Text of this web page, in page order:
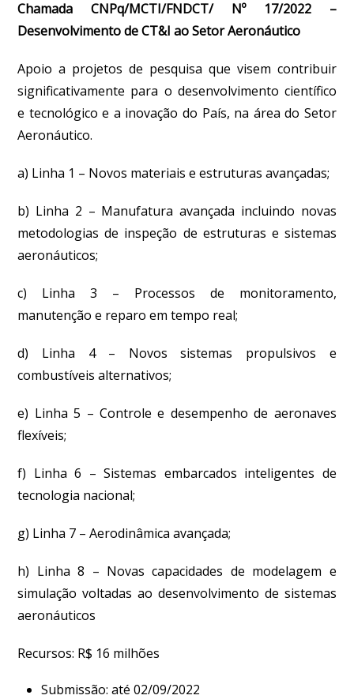
Chamada CNPq/MCTI/FNDCT/ Nº 17/2022 –
Desenvolvimento de CT&I ao Setor Aeronáutico
Apoio a projetos de pesquisa que visem contribuir
significativamente para o desenvolvimento científico
e tecnológico e a inovação do País, na área do Setor
Aeronáutico.
a) Linha 1 – Novos materiais e estruturas avançadas;
b) Linha 2 – Manufatura avançada incluindo novas
metodologias de inspeção de estruturas e sistemas
aeronáuticos;
c) Linha 3 – Processos de monitoramento,
manutenção e reparo em tempo real;
d) Linha 4 – Novos sistemas propulsivos e
combustíveis alternativos;
e) Linha 5 – Controle e desempenho de aeronaves
flexíveis;
f) Linha 6 – Sistemas embarcados inteligentes de
tecnologia nacional;
g) Linha 7 – Aerodinâmica avançada;
h) Linha 8 – Novas capacidades de modelagem e
simulação voltadas ao desenvolvimento de sistemas
aeronáuticos
Recursos: R$ 16 milhões
Submissão: até 02/09/2022